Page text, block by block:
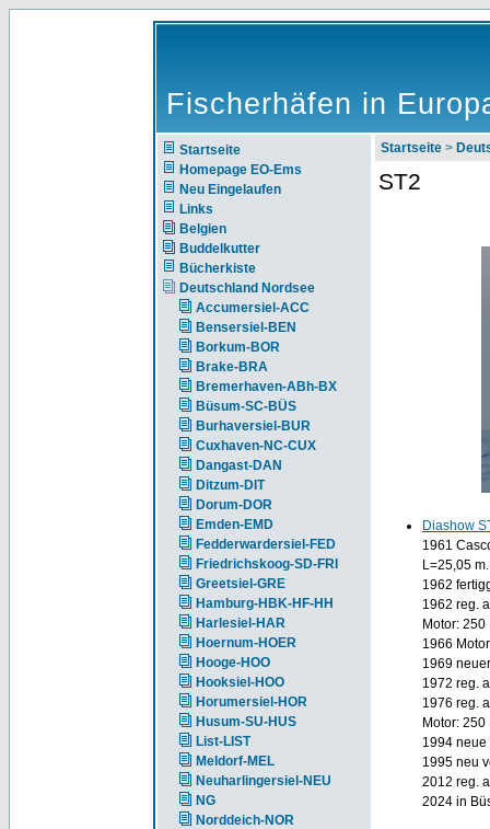
Fischerhäfen in
Startseite
Homepage EO-Ems
Neu Eingelaufen
Links
Belgien
Buddelkutter
Bücherkiste
Deutschland Nordsee
Accumersiel-ACC
Bensersiel-BEN
Borkum-BOR
Brake-BRA
Bremerhaven-ABh-BX
Büsum-SC-BÜS
Burhaversiel-BUR
Cuxhaven-NC-CUX
Dangast-DAN
Ditzum-DIT
Dorum-DOR
Emden-EMD
Fedderwardersiel-FED
Friedrichskoog-SD-FRI
Greetsiel-GRE
Hamburg-HBK-HF-HH
Harlesiel-HAR
Hoernum-HOER
Hooge-HOO
Hooksiel-HOO
Horumersiel-HOR
Husum-SU-HUS
List-LIST
Meldorf-MEL
Neuharlingersiel-NEU
NG
Norddeich-NOR
Startseite >
ST2
Diashow
1961
L=25,05 m.
1962
1962 reg.
Motor: 250
1966
1969
1972 reg.
1976 reg.
Motor: 250
1994 neue
1995 neu
2012 reg.
2024 in